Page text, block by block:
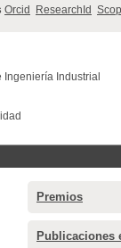
Orcid ResearchId
Ingeniería Industrial
Premios
Publicaciones